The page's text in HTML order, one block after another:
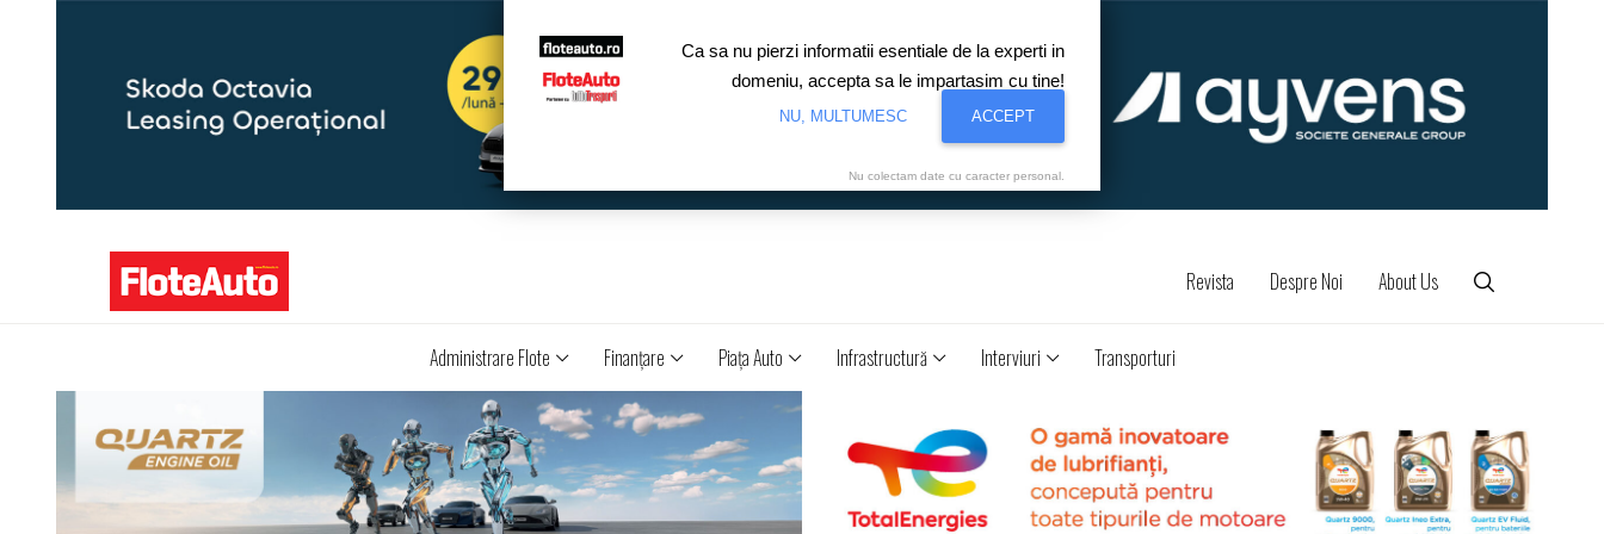
Revista Despre Noi About Us
Administrare Flote Finanţare Piaţa Auto Infrastructură Interviuri Transporturi
Ca sa nu pierzi informatii esentiale de la experti in
domeniu, accepta sa le impartasim cu tine!
NU, MULTUMESC ACCEPT
Nu colectam date cu caracter personal.